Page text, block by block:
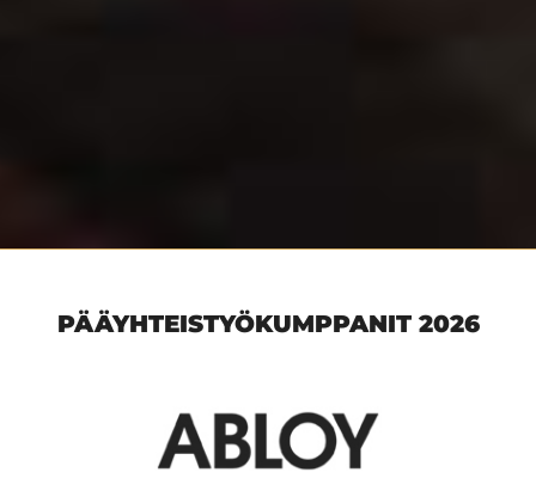
PÄÄYHTEISTYÖKUMPPANIT 2026